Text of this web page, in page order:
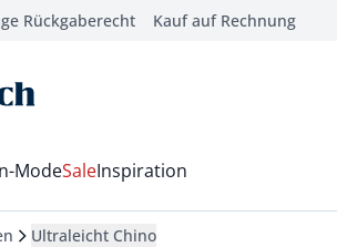
Rückgaberecht Kauf auf Rechnung
Runter Taste
ModeSaleInspiration
Ultraleicht Chino